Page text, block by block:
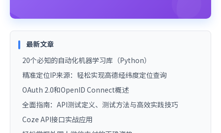
最新文章
20个必知的自动化机器学习库（Python）
精准定位IP来源：轻松实现高德经纬度定位查询
OAuth 2.0和OpenID Connect概述
全面指南：API测试定义、测试方法与高效实践技巧
Coze API接口实战应用